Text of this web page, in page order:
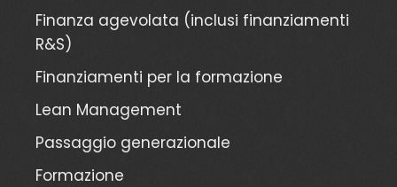
Finanza agevolata (inclusi finanziamenti
R&S)
Finanziamenti per la formazione
Lean Management
Passaggio generazionale
Formazione